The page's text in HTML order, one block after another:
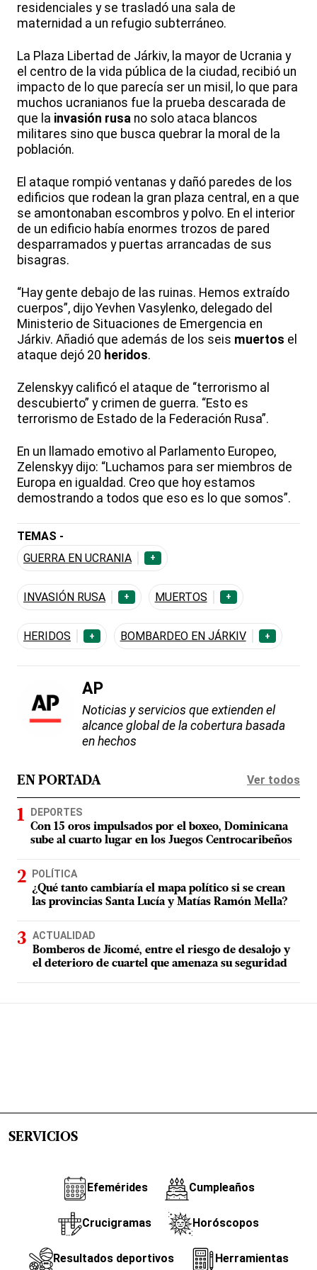
residenciales y se trasladó una sala de
maternidad a un refugio subterráneo.
La Plaza Libertad de Járkiv, la mayor de Ucrania y
el centro de la vida pública de la ciudad, recibió un
impacto de lo que parecía ser un misil, lo que para
muchos ucranianos fue la prueba descarada de
que la invasión rusa no solo ataca blancos
militares sino que busca quebrar la moral de la
población.
El ataque rompió ventanas y dañó paredes de los
edificios que rodean la gran plaza central, en a que
se amontonaban escombros y polvo. En el interior
de un edificio había enormes trozos de pared
desparramados y puertas arrancadas de sus
bisagras.
“Hay gente debajo de las ruinas. Hemos extraído
cuerpos”, dijo Yevhen Vasylenko, delegado del
Ministerio de Situaciones de Emergencia en
Járkiv. Añadió que además de los seis muertos el
ataque dejó 20 heridos.
Zelenskyy calificó el ataque de “terrorismo al
descubierto” y crimen de guerra. “Esto es
terrorismo de Estado de la Federación Rusa”.
En un llamado emotivo al Parlamento Europeo,
Zelenskyy dijo: “Luchamos para ser miembros de
Europa en igualdad. Creo que hoy estamos
demostrando a todos que eso es lo que somos”.
TEMAS -
GUERRA EN UCRANIA
+
INVASIÓN RUSA + MUERTOS +
HERIDOS + BOMBARDEO EN JÁRKIV +
AP
Noticias y servicios que extienden el
alcance global de la cobertura basada
en hechos
EN PORTADA Ver todos
DEPORTES
Con 15 oros impulsados por el boxeo, Dominicana
sube al cuarto lugar en los Juegos Centrocaribeños
POLÍTICA
¿Qué tanto cambiaría el mapa político si se crean
las provincias Santa Lucía y Matías Ramón Mella?
ACTUALIDAD
Bomberos de Jicomé, entre el riesgo de desalojo y
el deterioro de cuartel que amenaza su seguridad
SERVICIOS
Efemérides Cumpleaños
Crucigramas Horóscopos
Resultados deportivos Herramientas